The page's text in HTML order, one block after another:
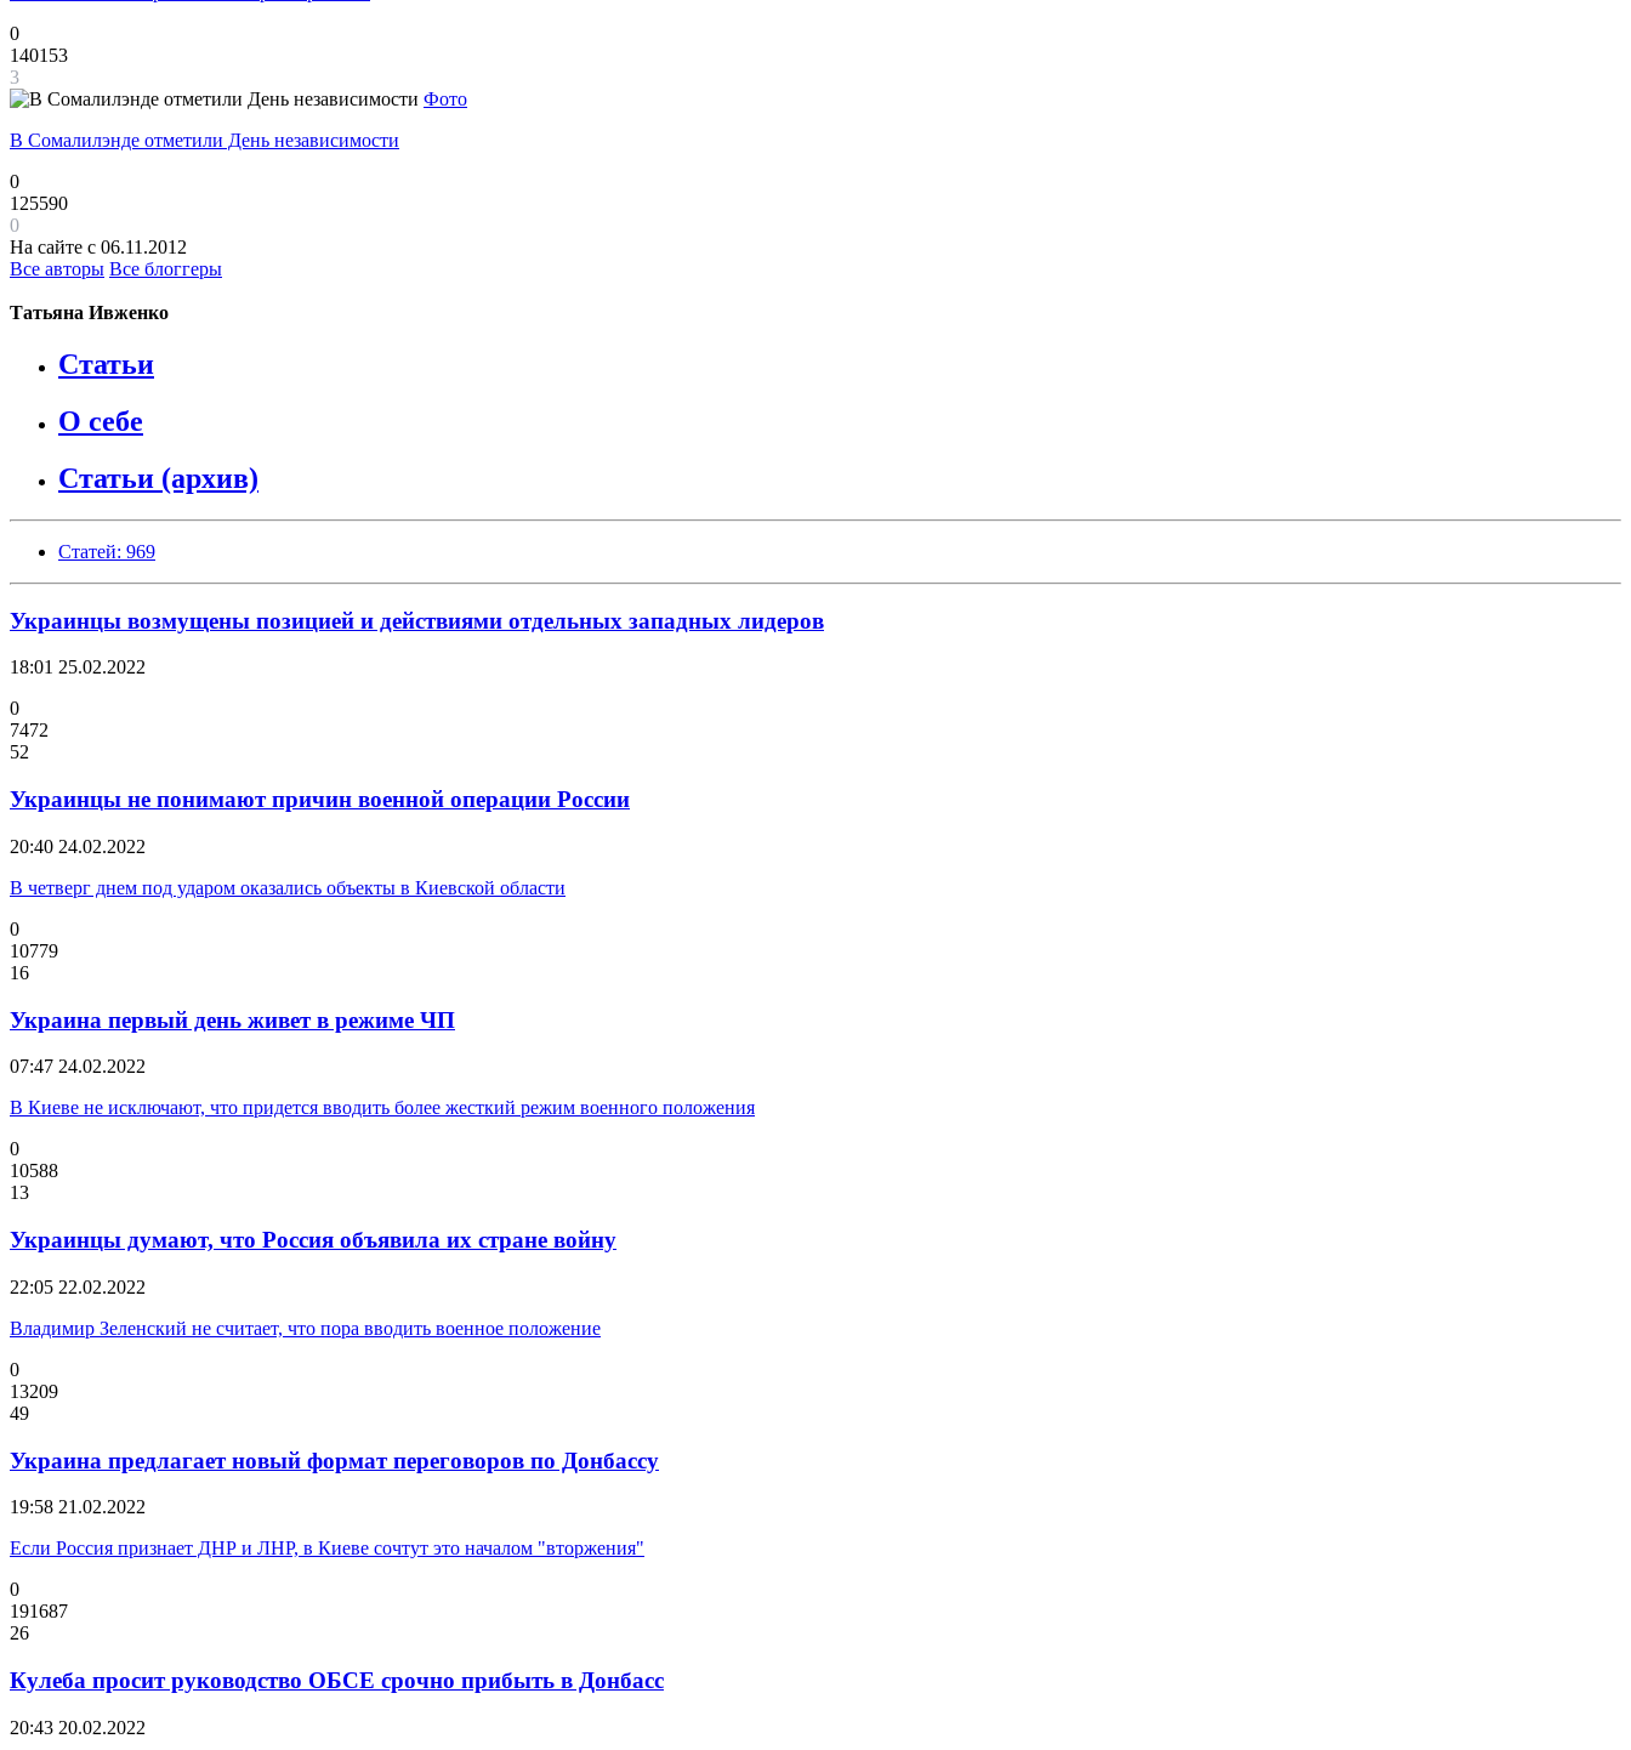
0
140153
3
Фото
В Сомалилэнде отметили День независимости
0
125590
0
На сайте с 06.11.2012
Все авторы Все блоггеры
Татьяна Ивженко
Статьи
О себе
Статьи (архив)
Статей: 969
Украинцы возмущены позицией и действиями отдельных западных лидеров
18:01 25.02.2022
0
7472
52
Украинцы не понимают причин военной операции России
20:40 24.02.2022
В четверг днем под ударом оказались объекты в Киевской области
0
10779
16
Украина первый день живет в режиме ЧП
07:47 24.02.2022
В Киеве не исключают, что придется вводить более жесткий режим военного положения
0
10588
13
Украинцы думают, что Россия объявила их стране войну
22:05 22.02.2022
Владимир Зеленский не считает, что пора вводить военное положение
0
13209
49
Украина предлагает новый формат переговоров по Донбассу
19:58 21.02.2022
Если Россия признает ДНР и ЛНР, в Киеве сочтут это началом "вторжения"
0
191687
26
Кулеба просит руководство ОБСЕ срочно прибыть в Донбасс
20:43 20.02.2022